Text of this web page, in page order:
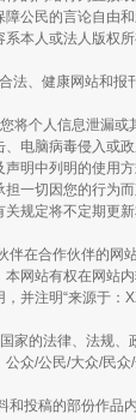
公民的言论自由
本人或法人版权
法、健康网站和报
将个人信息泄漏或
、电脑病毒侵入或
明中列明的使用方
一切因您的行为
规定将不定期更新
在合作伙伴的网
网站有权在网站
并注明“来源于：
家的法律、法规
众/公民/大众/民
投稿的部份作品